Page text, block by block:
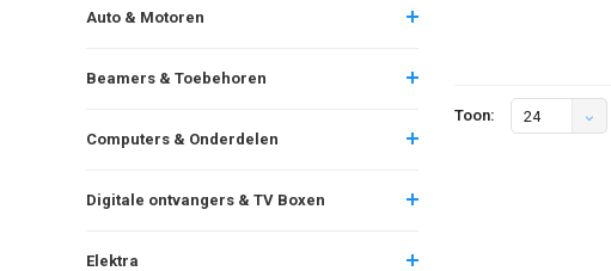
Auto & Motoren
Beamers & Toebehoren
Computers & Onderdelen
Digitale ontvangers & TV Boxen
Elektra
Toon: 24